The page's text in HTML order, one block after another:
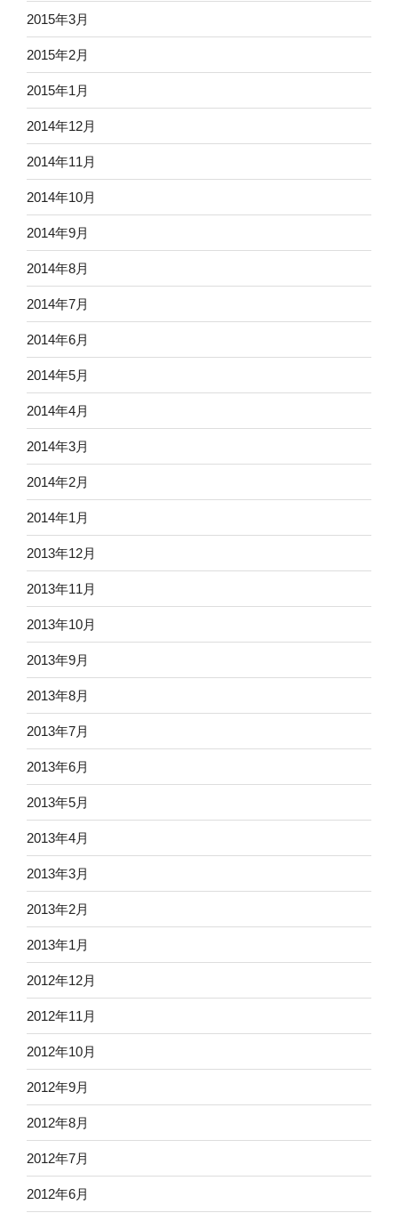
2015年3月
2015年2月
2015年1月
2014年12月
2014年11月
2014年10月
2014年9月
2014年8月
2014年7月
2014年6月
2014年5月
2014年4月
2014年3月
2014年2月
2014年1月
2013年12月
2013年11月
2013年10月
2013年9月
2013年8月
2013年7月
2013年6月
2013年5月
2013年4月
2013年3月
2013年2月
2013年1月
2012年12月
2012年11月
2012年10月
2012年9月
2012年8月
2012年7月
2012年6月